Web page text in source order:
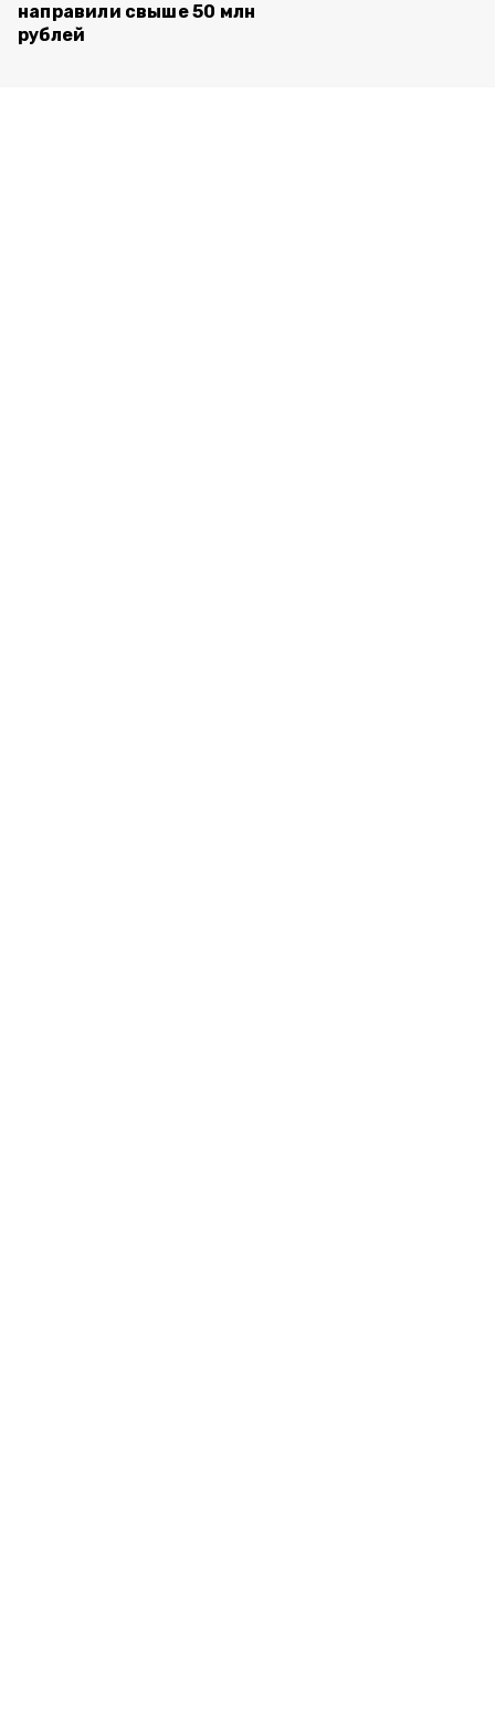
направили свыше 50 млн
рублей